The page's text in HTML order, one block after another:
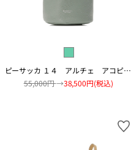
ピーサッカ １４ アルチェ アコピアート
55,000円→38,500円(税込)